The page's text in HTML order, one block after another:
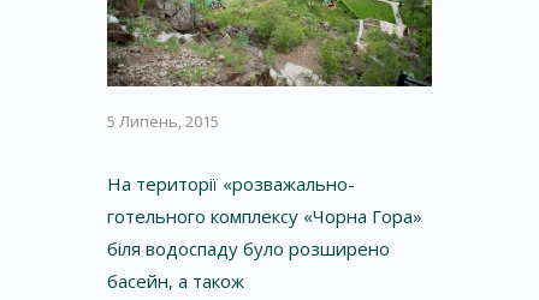
5 Липень, 2015
На території «розважально-
готельного комплексу «Чорна Гора»
біля водоспаду було розширено
басейн, а також